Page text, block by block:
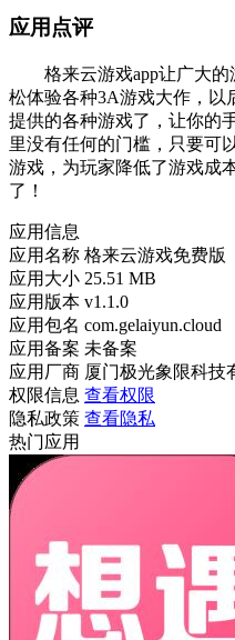
应用点评
格来云游戏app让广大的
松体验各种3A游戏大作，以
提供的各种游戏了，让你的
里没有任何的门槛，只要可
游戏，为玩家降低了游戏成
了！
应用信息
应用名称 格来云游戏免费版
应用大小 25.51 MB
应用版本 v1.1.0
应用包名 com.gelaiyun.cloud
应用备案 未备案
应用厂商 厦门极光象限科技
权限信息 查看权限
隐私政策 查看隐私
热门应用